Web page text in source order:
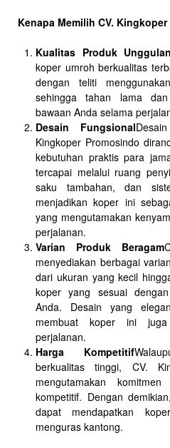
Kenapa Memilih CV.
Kualitas Produk Unggulan
koper umroh berkualitas
dengan teliti
sehingga tahan lama
bawaan Anda selama
Desain Fungsional
Kingkoper Promosindo
kebutuhan praktis para
tercapai melalui ruang
saku tambahan, dan
menjadikan koper ini
yang mengutamakan
perjalanan.
Varian Produk Beragam
menyediakan berbagai
dari ukuran yang kecil
koper yang sesuai
Anda. Desain yang
membuat koper ini
perjalanan.
Harga Kompetitif
berkualitas tinggi, CV.
mengutamakan
kompetitif. Dengan
dapat mendapatkan
menguras kantong.